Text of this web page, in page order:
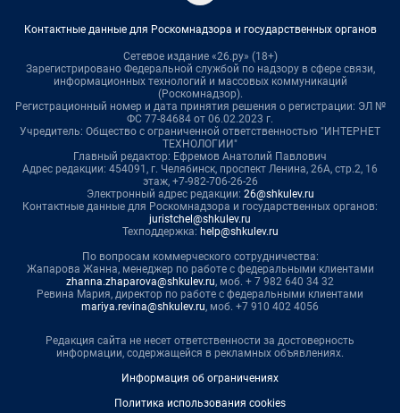
Контактные данные для Роскомнадзора и государственных органов
Сетевое издание «26.ру» (18+)
Зарегистрировано Федеральной службой по надзору в сфере связи,
информационных технологий и массовых коммуникаций
(Роскомнадзор).
Регистрационный номер и дата принятия решения о регистрации: ЭЛ №
ФС 77-84684 от 06.02.2023 г.
Учредитель: Общество с ограниченной ответственностью "ИНТЕРНЕТ
ТЕХНОЛОГИИ"
Главный редактор: Ефремов Анатолий Павлович
Адрес редакции: 454091, г. Челябинск, проспект Ленина, 26А, стр.2, 16
этаж, +7-982-706-26-26
Электронный адрес редакции: 26@shkulev.ru
Контактные данные для Роскомнадзора и государственных органов:
juristchel@shkulev.ru
Техподдержка: help@shkulev.ru
По вопросам коммерческого сотрудничества:
Жапарова Жанна, менеджер по работе с федеральными клиентами
zhanna.zhaparova@shkulev.ru, моб. + 7 982 640 34 32
Ревина Мария, директор по работе с федеральными клиентами
mariya.revina@shkulev.ru, моб. +7 910 402 4056
Редакция сайта не несет ответственности за достоверность
информации, содержащейся в рекламных объявлениях.
Информация об ограничениях
Политика использования cookies